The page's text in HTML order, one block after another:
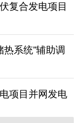
复合发电项目
系统”辅助调
项目并网发电